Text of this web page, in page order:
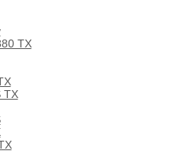
TX
TX
typ A T6ST
w.